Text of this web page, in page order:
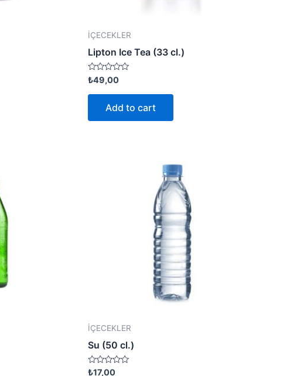
İÇECEKLER
Lipton Ice Tea (33 cl.)
Rated
0
out
₺49,00
Add to cart
İÇECEKLER
Su (50 cl.)
Rated
₺17,00